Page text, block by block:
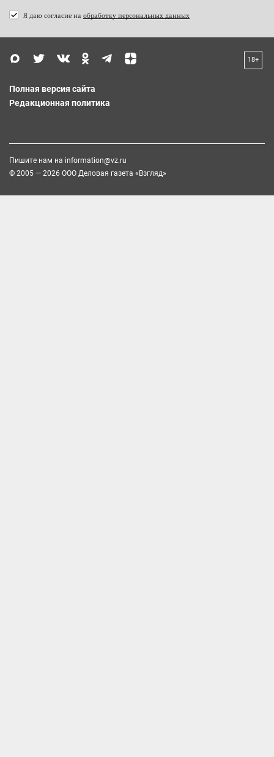
Я даю согласие на обработку персональных данных
18+
Полная версия сайта
Редакционная политика
Пишите нам на information@vz.ru
© 2005 — 2026 ООО Деловая газета «Взгляд»